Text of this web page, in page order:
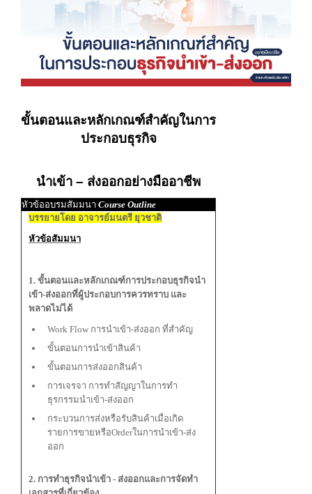
ขั้นตอนและหลักเกณฑ์สำคัญในการ
ประกอบธุรกิจ
นำเข้า – ส่งออกอย่างมืออาชีพ
หัวข้ออบรมสัมมนา Course Outline
บรรยายโดย อาจารย์มนตรี ยุวชาติ
หัวข้อสัมมนา
1. ขั้นตอนและหลักเกณฑ์การประกอบธุรกิจนำ
เข้า-ส่งออกที่ผู้ประกอบการควรทราบ และ
พลาดไม่ได้
Work Flow การนำเข้า-ส่งออก ที่สำคัญ
ขั้นตอนการนำเข้าสินค้า
ขั้นตอนการส่งออกสินค้า
การเจรจา การทำสัญญาในการทำ
ธุรกรรมนำเข้า-ส่งออก
กระบวนการส่งหรือรับสินค้าเมื่อเกิด
รายการขายหรือOrderในการนำเข้า-ส่ง
ออก
2. การทำธุรกิจนำเข้า - ส่งออกและการจัดทำ